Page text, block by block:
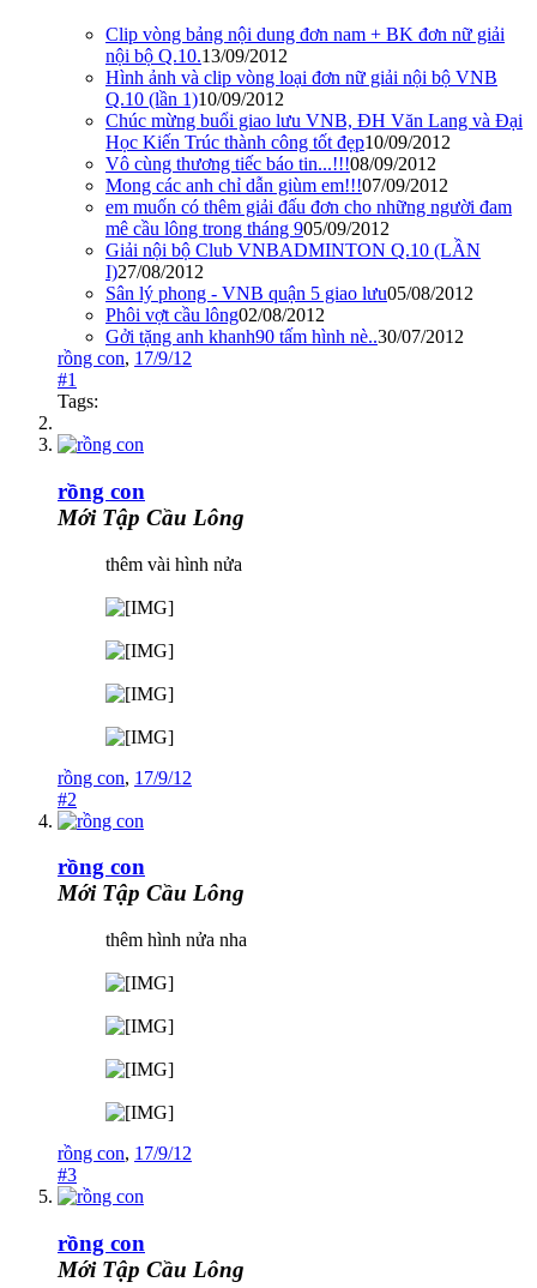
Clip vòng bảng nội dung đơn nam + BK đơn nữ giải
nội bộ Q.10.13/09/2012
Hình ảnh và clip vòng loại đơn nữ giải nội bộ VNB
Q.10 (lần 1)10/09/2012
Chúc mừng buổi giao lưu VNB, ĐH Văn Lang và Đại
Học Kiến Trúc thành công tốt đẹp10/09/2012
Vô cùng thương tiếc báo tin...!!!08/09/2012
Mong các anh chỉ dẫn giùm em!!!07/09/2012
em muốn có thêm giải đấu đơn cho những người đam
mê cầu lông trong tháng 905/09/2012
Giải nội bộ Club VNBADMINTON Q.10 (LẦN
I)27/08/2012
Sân lý phong - VNB quận 5 giao lưu05/08/2012
Phôi vợt cầu lông02/08/2012
Gởi tặng anh khanh90 tấm hình nè..30/07/2012
rồng con, 17/9/12
#1
Tags:
rồng con
Mới Tập Cầu Lông
thêm vài hình nửa
rồng con, 17/9/12
#2
rồng con
Mới Tập Cầu Lông
thêm hình nửa nha
rồng con, 17/9/12
#3
rồng con
Mới Tập Cầu Lông